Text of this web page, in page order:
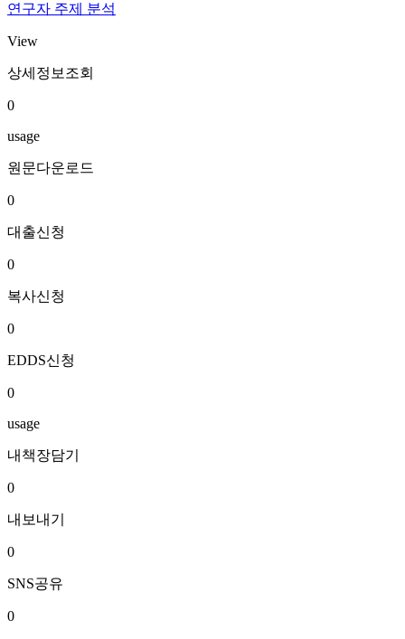
연구자 주제 분석
View
상세정보조회
0
usage
원문다운로드
0
대출신청
0
복사신청
0
EDDS신청
0
usage
내책장담기
0
내보내기
0
SNS공유
0